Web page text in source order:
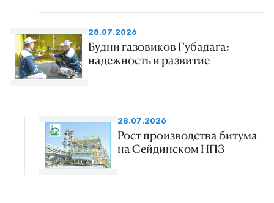
28.07.2026
Будни газовиков Губадага:
надежность и развитие
28.07.2026
Рост производства битума
на Сейдинском НПЗ